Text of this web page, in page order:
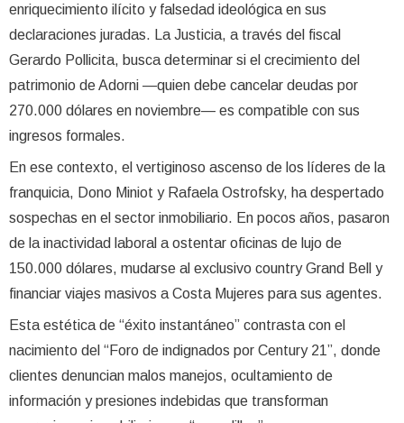
enriquecimiento ilícito y falsedad ideológica en sus
declaraciones juradas. La Justicia, a través del fiscal
Gerardo Pollicita, busca determinar si el crecimiento del
patrimonio de Adorni —quien debe cancelar deudas por
270.000 dólares en noviembre— es compatible con sus
ingresos formales.
En ese contexto, el vertiginoso ascenso de los líderes de la
franquicia, Dono Miniot y Rafaela Ostrofsky, ha despertado
sospechas en el sector inmobiliario. En pocos años, pasaron
de la inactividad laboral a ostentar oficinas de lujo de
150.000 dólares, mudarse al exclusivo country Grand Bell y
financiar viajes masivos a Costa Mujeres para sus agentes.
Esta estética de “éxito instantáneo” contrasta con el
nacimiento del “Foro de indignados por Century 21”, donde
clientes denuncian malos manejos, ocultamiento de
información y presiones indebidas que transforman